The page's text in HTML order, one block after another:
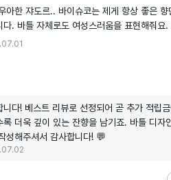
아한 쟈도르.. 바이슈코는 제게 항상 좋은
다. 바틀 자체로도 여성스러움을 표현해줘
니다! 베스트 리뷰로 선정되어 곧 추가 적립
록 더욱 깊이 있는 잔향을 남기죠. 바틀 디
성해주셔서 감사합니다! 💬